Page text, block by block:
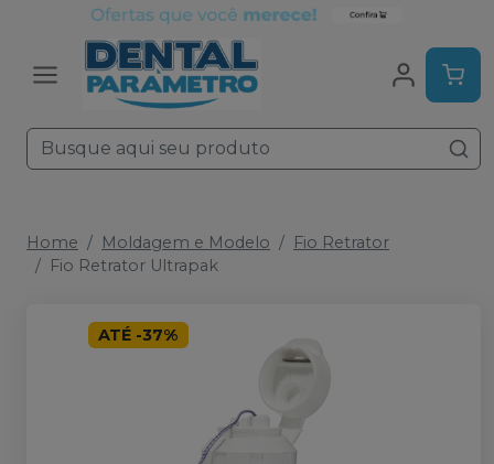
Home Moldagem e Modelo
Fio Retrator
Fio Retrator Ultrapak
ATÉ -37%